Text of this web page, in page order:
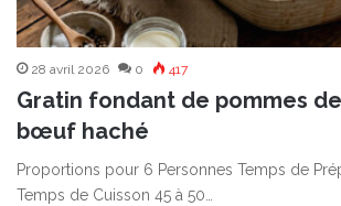
28 avril 2026 0 417
Gratin fondant de pommes
bœuf haché
Proportions pour 6 Personnes Temps de
Temps de Cuisson 45 à 50…